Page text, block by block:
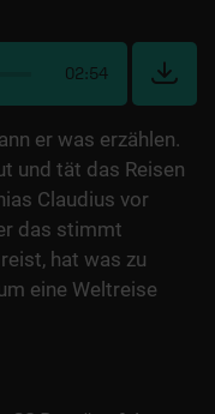
02:54
er was erzählen.
und tät das Reisen
Claudius vor
das stimmt
hat was zu
eine Weltreise